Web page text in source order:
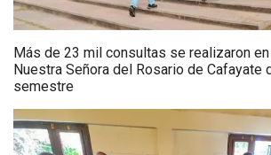
Más de 23 mil consultas se realizaron
Nuestra Señora del Rosario de Cafayate
semestre